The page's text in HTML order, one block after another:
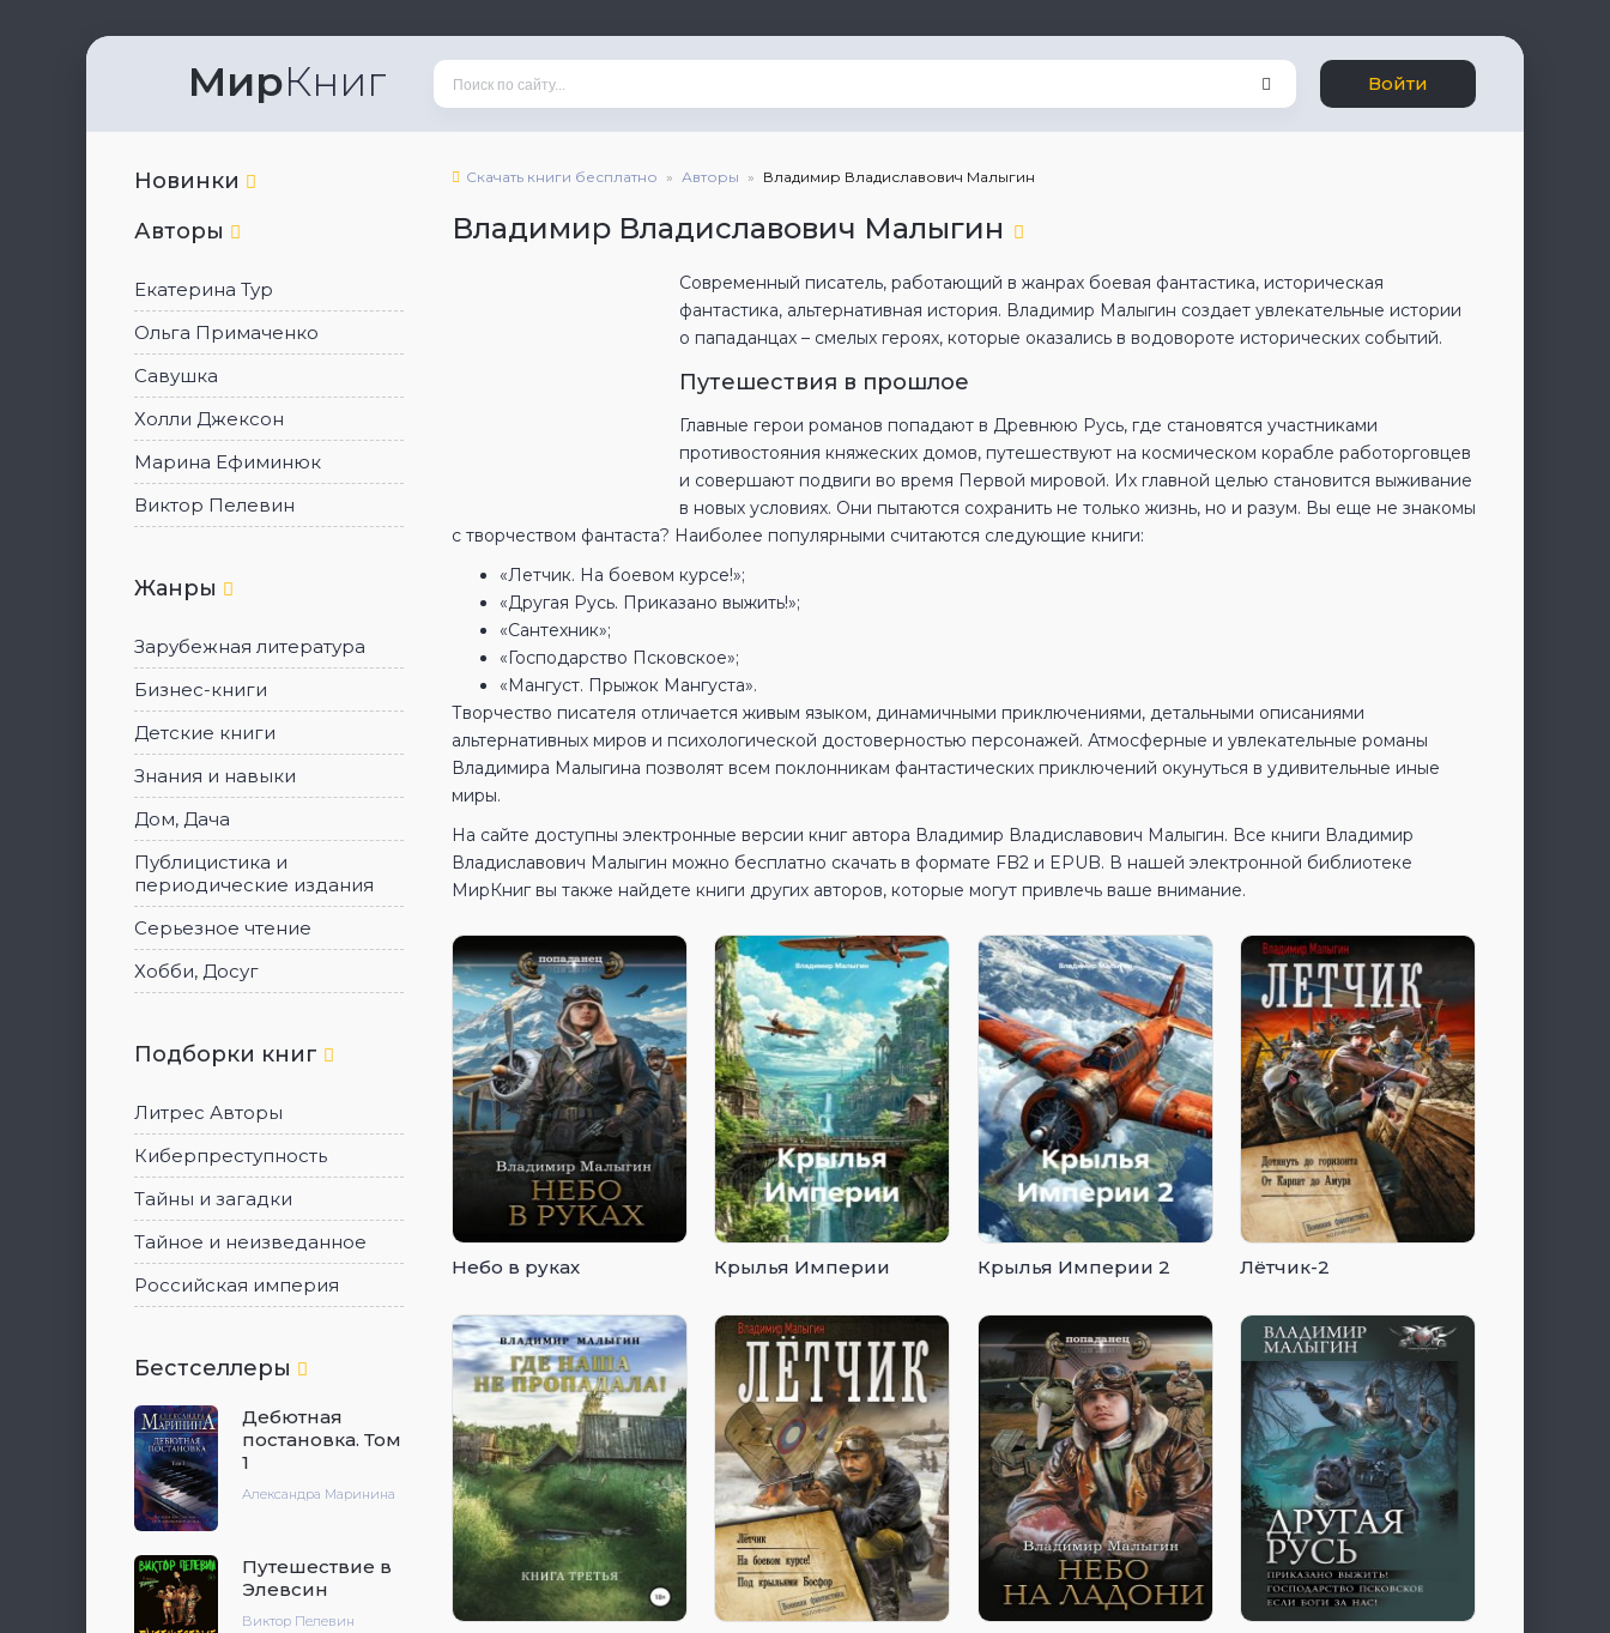
МирКниг Войти
Новинки
Авторы
Екатерина Тур
Ольга Примаченко
Савушка
Холли Джексон
Марина Ефиминюк
Виктор Пелевин
Жанры
Зарубежная литература
Бизнес-книги
Детские книги
Знания и навыки
Дом, Дача
Публицистика и
периодические издания
Серьезное чтение
Хобби, Досуг
Подборки книг
Литрес Авторы
Киберпреступность
Тайны и загадки
Тайное и неизведанное
Российская империя
Бестселлеры
Дебютная
постановка. Том
1
Александра Маринина
Путешествие в
Элевсин
Виктор Пелевин
Скачать книги бесплатно Авторы Владимир Владиславович Малыгин
Владимир Владиславович Малыгин
Современный писатель, работающий в жанрах боевая фантастика, историческая
фантастика, альтернативная история. Владимир Малыгин создает увлекательные истории
о пападанцах – смелых героях, которые оказались в водовороте исторических событий.
Путешествия в прошлое
Главные герои романов попадают в Древнюю Русь, где становятся участниками
противостояния княжеских домов, путешествуют на космическом корабле работорговцев
и совершают подвиги во время Первой мировой. Их главной целью становится выживание
в новых условиях. Они пытаются сохранить не только жизнь, но и разум. Вы еще не знакомы
с творчеством фантаста? Наиболее популярными считаются следующие книги:
«Летчик. На боевом курсе!»;
«Другая Русь. Приказано выжить!»;
«Сантехник»;
«Господарство Псковское»;
«Мангуст. Прыжок Мангуста».
Творчество писателя отличается живым языком, динамичными приключениями, детальными описаниями
альтернативных миров и психологической достоверностью персонажей. Атмосферные и увлекательные романы
Владимира Малыгина позволят всем поклонникам фантастических приключений окунуться в удивительные иные
миры.
На сайте доступны электронные версии книг автора Владимир Владиславович Малыгин. Все книги Владимир
Владиславович Малыгин можно бесплатно скачать в формате FB2 и EPUB. В нашей электронной библиотеке
МирКниг вы также найдете книги других авторов, которые могут привлечь ваше внимание.
Небо в руках Крылья Империи Крылья Империи 2 Лётчик-2